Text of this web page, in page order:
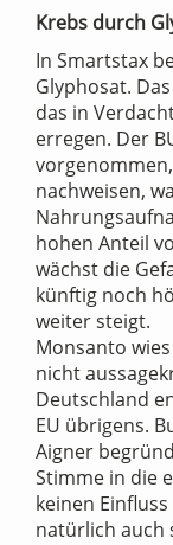
Krebs durch
In Smartstax
Glyphosat.
das in
erregen. Der
nachweisen,
hohen Anteil
wächst die
künftig noch
weiter steigt.
Monsanto
nicht
Deutschland
EU übrigens.
Aigner
Stimme in die
keinen
natürlich auch